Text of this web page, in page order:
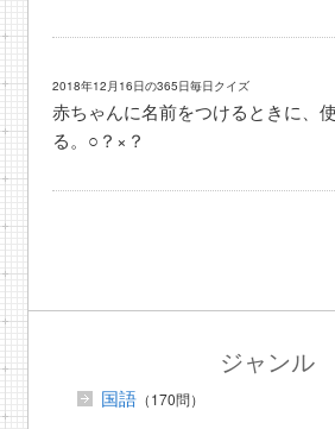
2018年12月16日の365日毎日クイズ
赤ちゃんに名前をつけるときに、
る。○？×？
ジャンル
国語（170問）